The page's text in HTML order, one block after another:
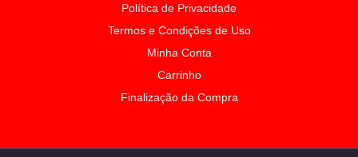
Política de Privacidade
Termos e Condições de Uso
Minha Conta
Carrinho
Finalização da Compra